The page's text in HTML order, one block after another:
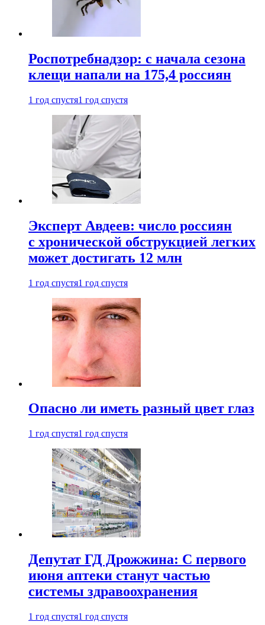
Роспотребнадзор: с начала сезона
клещи напали на 175,4 россиян
1 год спустя1 год спустя
Эксперт Авдеев: число россиян
с хронической обструкцией легких
может достигать 12 млн
1 год спустя1 год спустя
Опасно ли иметь разный цвет глаз
1 год спустя1 год спустя
Депутат ГД Дрожжина: С первого
июня аптеки станут частью
системы здравоохранения
1 год спустя1 год спустя